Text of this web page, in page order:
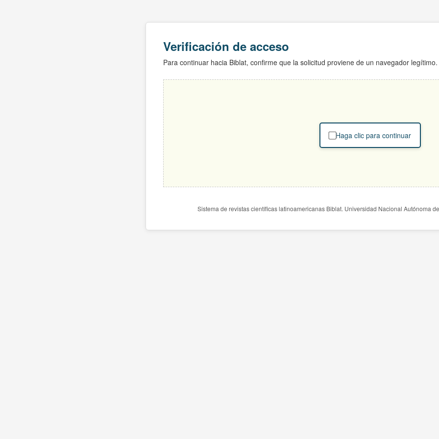
Verificación de acceso
Para continuar hacia Biblat, confirme que la solicitud proviene de un navegador legítimo.
Haga clic para continuar
Sistema de revistas científicas latinoamericanas Biblat. Universidad Nacional Autónoma